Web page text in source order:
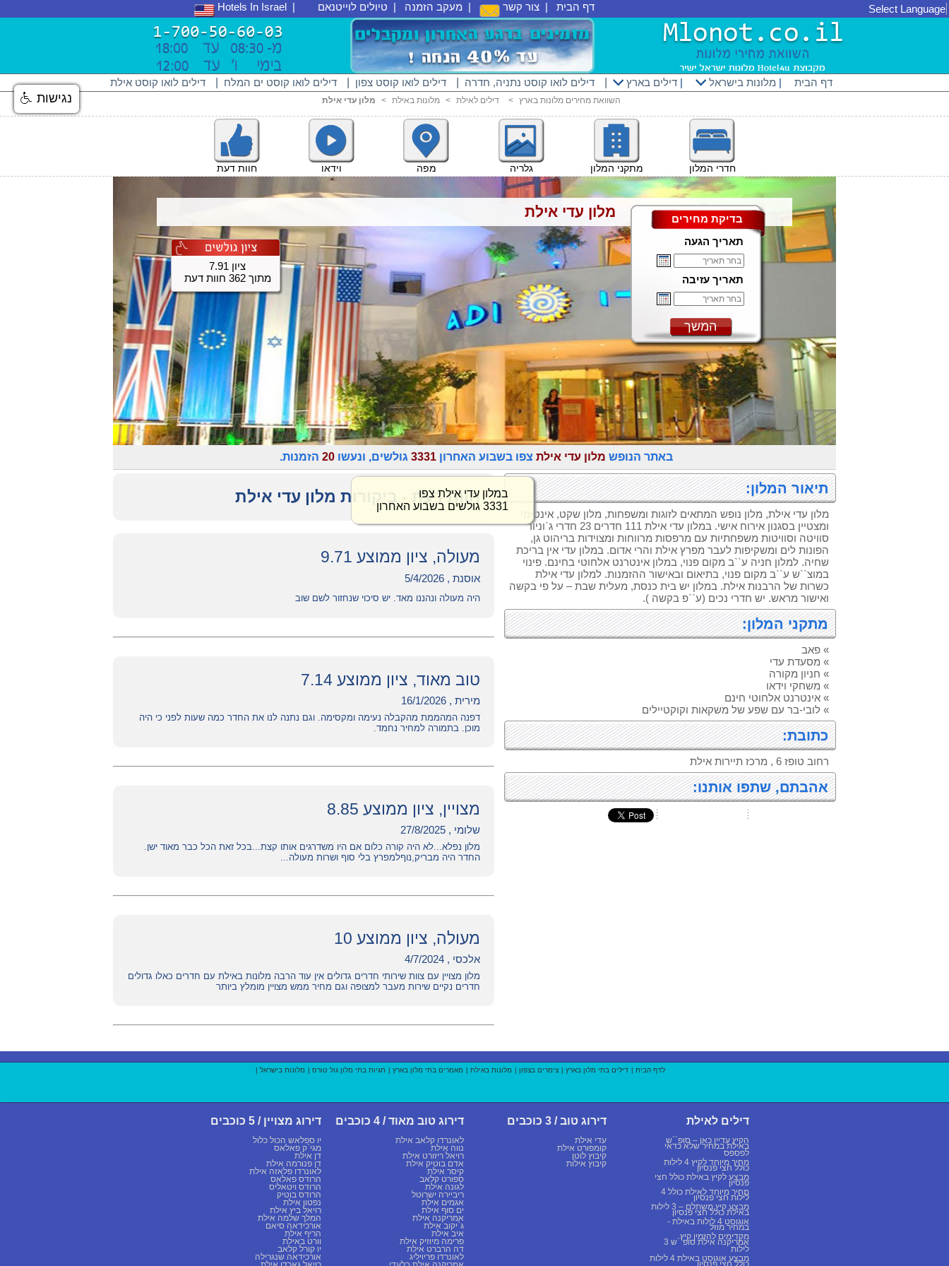
Hotels In Israel | טיולים לוייטנאם | מעקב הזמנה | צור קשר | דף הבית Select Language
דילים לואו קוסט אילת דילים לואו קוסט ים המלח דילים לואו קוסט צפון דילים לואו קוסט נתניה, חדרה דילים בארץ| מלונות בישראל | דף הבית
מלון עדי אילת < מלונות באילת < דילים לאילת < השוואת מחירים מלונות בארץ
חוות דעת וידאו מפה גלריה מתקני המלון חדרי המלון
מלון עדי אילת
ציון 7.91
מתוך 362 חוות דעת
בדיקת מחירים
תאריך הגעה
תאריך עזיבה
המשך
באתר הנופש מלון עדי אילת צפו בשבוע האחרון3331 גולשים, ונעשו20 הזמנות.
חוות דעת - ביקורות מלון עדי אילת
מעולה, ציון ממוצע 9.71
אוסנת , 5/4/2026
היה מעולה ונהננו מאד. יש סיכוי שנחזור לשם שוב
טוב מאוד, ציון ממוצע 7.14
מירית , 16/1/2026
דפנה המהממת מהקבלה נעימה ומקסימה. וגם נתנה לנו את החדר כמה שעות לפני כי היה
מוכן. בתמורה למחיר נחמד.
מצויין, ציון ממוצע 8.85
שלומי , 27/8/2025
מלון נפלא...לא היה קורה כלום אם היו משדרגים אותו קצת...בכל זאת הכל כבר מאוד ישן.
החדר היה מבריק,נוףלמפרץ בלי סוף ושרות מעולה...
מעולה, ציון ממוצע 10
אלכסי , 4/7/2024
מלון מצויין עם צוות שירותי חדרים גדולים אין עוד הרבה מלונות באילת עם חדרים כאלו גדולים
חדרים נקיים שירות מעבר למצופה וגם מחיר ממש מצויין מומלץ ביותר
תיאור המלון:
מלון עדי אילת, מלון נופש המתאים לזוגות ומשפחות, מלון שקט, אינטימי
ומצטיין בסגנון אירוח אישי. במלון עדי אילת 111 חדרים 23 חדרי ג`וניור
סוויטה וסוויטות משפחתיות עם מרפסות מרווחות ומצוידות בריהוט גן,
הפונות לים ומשקיפות לעבר מפרץ אילת והרי אדום. במלון עדי אין בריכת
שחיה. למלון חניה ע``ב מקום פנוי, במלון אינטרנט אלחוטי בחינם. פינוי
במוצ``ש ע``ב מקום פנוי, בתיאום ובאישור ההזמנות. למלון עדי אילת
כשרות של הרבנות אילת. במלון יש בית כנסת, מעלית שבת – על פי בקשה
ואישור מראש. יש חדרי נכים (ע``פ בקשה ).
מתקני המלון:
» פאב
» מסעדת עדי
» חניון מקורה
» משחקי וידאו
» אינטרנט אלחוטי חינם
» לובי-בר עם שפע של משקאות וקוקטיילים
כתובת:
רחוב טופז 6 , מרכז תיירות אילת
אהבתם, שתפו אותנו:
לדף הבית | דילים בתי מלון בארץ | צימרים בצפון | מלונות באילת | מאמרים בתי מלון בארץ | תגיות בתי מלון גול טורס | מלונות בישראל |
דילים לאילת
הקיץ עדיין כאן – סופ``ש
באילת במחיר שלא כדאי
לפספס
מחיר מיוחד לקיץ 4 לילות
כולל חצי פנסיון
מבצע לקיץ באילת כולל חצי
פנסיון
מחיר מיוחד לאילת כולל 4
לילות חצי פנסיון
מבצע קיץ משתלם – 3 לילות
באילת כולל חצי פנסיון
אוגוסט 4 לילות באילת -
במחיר מוזל
מקדימים להזמין קיץ
אמריקנה אילת סופ``ש 3
לילות
מבצע אוגוסט באילת 4 לילות
דירוג טוב / 3 כוכבים
עדי אילת
קומפורט אילת
קיבוץ לוטן
קיבוץ אילות
דירוג טוב מאוד / 4 כוכבים
לאונרדו קלאב אילת
נווה אילת
רויאל ריזורט אילת
אדם בוטיק אילת
קיסר אילת
ספורט קלאב
לגונה אילת
ריביירה ישרוטל
אגמים אילת
ים סוף אילת
אמריקנה אילת
ג`יקוב אילת
איב אילת
פרימה מיוזיק אילת
דה הרברט אילת
לאונרדו פריויליג
דירוג מצויין / 5 כוכבים
יו ספלאש הכול כלול
מגי`ק פאלאס
דן אילת
דן פנורמה אילת
לאונרדו פלאזה אילת
הרודס פאלאס
הרודס ויטאליס
הרודס בוטיק
נפטון אילת
רויאל ביץ אילת
המלך שלמה אילת
אורכידאה סיאם
הריף אילת
וורט באילת
יו קורל קלאב
אורכידאה שנגרילה
נגישות